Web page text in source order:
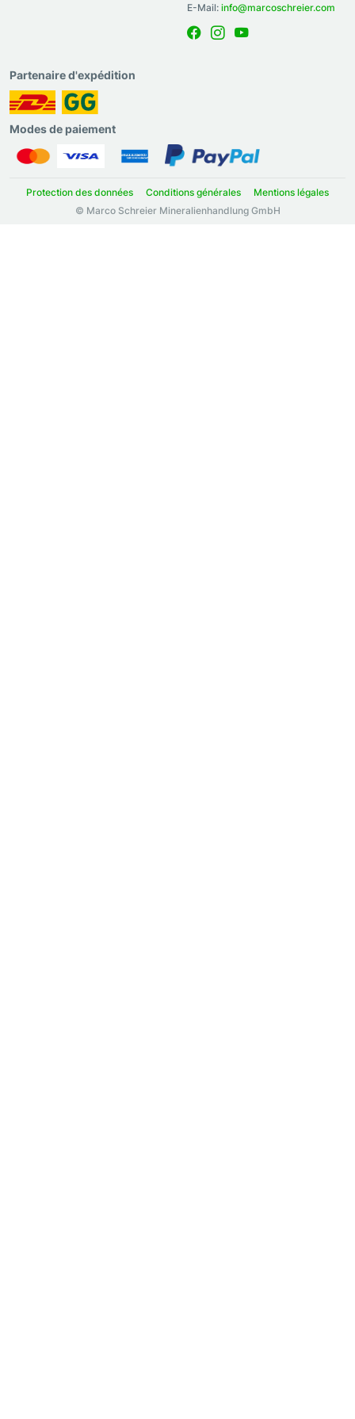
E-Mail: info@marcoschreier.com
Partenaire d'expédition
Modes de paiement
Protection des données Conditions générales
Mentions légales
© Marco Schreier Mineralienhandlung GmbH